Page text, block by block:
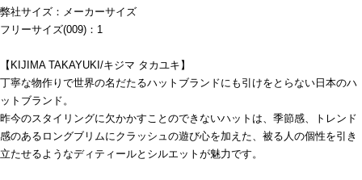
弊社サイズ：メーカーサイズ
フリーサイズ(009)：1
【KIJIMA TAKAYUKI/キジマ タカユキ】
丁寧な物作りで世界の名だたるハットブランドにも引けをとらない日本のハ
ットブランド。
昨今のスタイリングに欠かかすことのできないハットは、季節感、トレンド
感のあるロングブリムにクラッシュの遊び心を加えた、被る人の個性を引き
立たせるようなディティールとシルエットが魅力です。